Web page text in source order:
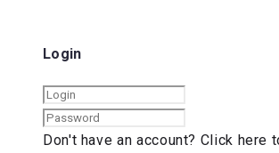
Login
Don't have an account? Click here